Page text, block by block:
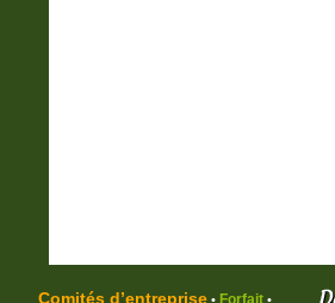
Comités d’entreprise • Forfait •